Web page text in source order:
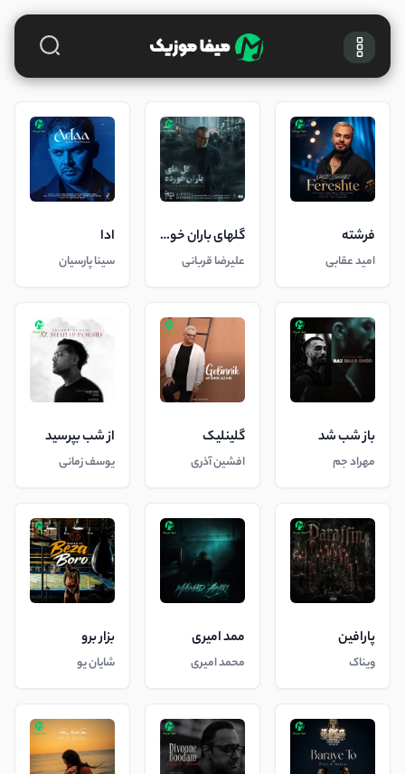
فرشته
امید عقابی
گلهای باران خورده
علیرضا قربانی
ادا
سینا پارسیان
باز شب شد
مهراد جم
گلینلیک
افشین آذری
از شب بپرسید
یوسف زمانی
پارافین
ویناک
ممد امیری
محمد امیری
بزار برو
شایان یو